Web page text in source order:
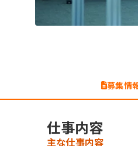
募集情
仕事内容
主な仕事内容